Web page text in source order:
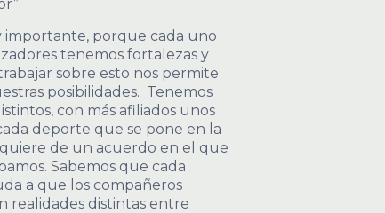
importante, porque cada uno
tenemos fortalezas y
sobre esto nos permite
posibilidades. Tenemos
con más afiliados unos
deporte que se pone en la
de un acuerdo en el que
Sabemos que cada
a que los compañeros
realidades distintas entre